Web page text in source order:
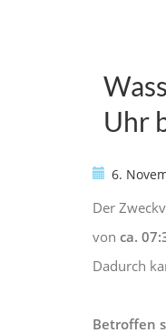
Uhr
6.
Der
von ca.
Dadurch
Betroffen